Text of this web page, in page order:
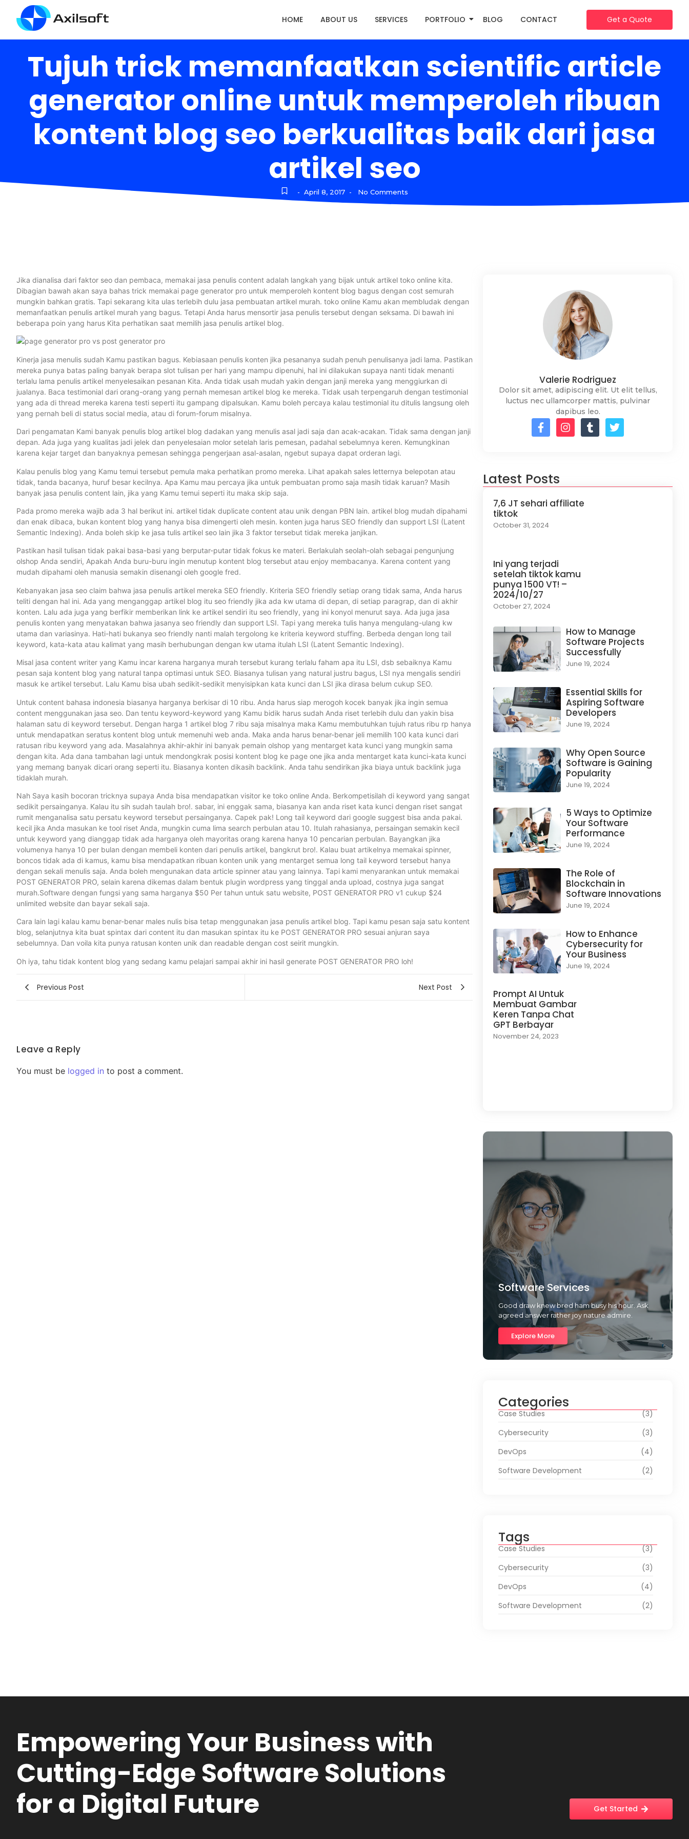
HOME ABOUT US SERVICES PORTFOLIO BLOG CONTACT Get a Quote
Tujuh trick memanfaatkan scientific article
generator online untuk memperoleh ribuan
kontent blog seo berkualitas baik dari jasa
artikel seo
- April 8, 2017 - No Comments
Jika dianalisa dari faktor seo dan pembaca, memakai jasa penulis content adalah langkah yang bijak untuk artikel toko online kita.
Dibagian bawah akan saya bahas trick memakai page generator pro untuk memperoleh kontent blog bagus dengan cost semurah
mungkin bahkan gratis. Tapi sekarang kita ulas terlebih dulu jasa pembuatan artikel murah. toko online Kamu akan membludak dengan
memanfaatkan penulis artikel murah yang bagus. Tetapi Anda harus mensortir jasa penulis tersebut dengan seksama. Di bawah ini
beberapa poin yang harus Kita perhatikan saat memilih jasa penulis artikel blog.
Kinerja jasa menulis sudah Kamu pastikan bagus. Kebiasaan penulis konten jika pesananya sudah penuh penulisanya jadi lama. Pastikan
mereka punya batas paling banyak berapa slot tulisan per hari yang mampu dipenuhi, hal ini dilakukan supaya nanti tidak menanti
terlalu lama penulis artikel menyelesaikan pesanan Kita. Anda tidak usah mudah yakin dengan janji mereka yang menggiurkan di
jualanya. Baca testimonial dari orang-orang yang pernah memesan artikel blog ke mereka. Tidak usah terpengaruh dengan testimonial
yang ada di thread mereka karena testi seperti itu gampang dipalsukan. Kamu boleh percaya kalau testimonial itu ditulis langsung oleh
yang pernah beli di status social media, atau di forum-forum misalnya.
Dari pengamatan Kami banyak penulis blog artikel blog dadakan yang menulis asal jadi saja dan acak-acakan. Tidak sama dengan janji
depan. Ada juga yang kualitas jadi jelek dan penyelesaian molor setelah laris pemesan, padahal sebelumnya keren. Kemungkinan
karena kejar target dan banyaknya pemesan sehingga pengerjaan asal-asalan, ngebut supaya dapat orderan lagi.
Kalau penulis blog yang Kamu temui tersebut pemula maka perhatikan promo mereka. Lihat apakah sales letternya belepotan atau
tidak, tanda bacanya, huruf besar kecilnya. Apa Kamu mau percaya jika untuk pembuatan promo saja masih tidak karuan? Masih
banyak jasa penulis content lain, jika yang Kamu temui seperti itu maka skip saja.
Pada promo mereka wajib ada 3 hal berikut ini. artikel tidak duplicate content atau unik dengan PBN lain. artikel blog mudah dipahami
dan enak dibaca, bukan kontent blog yang hanya bisa dimengerti oleh mesin. konten juga harus SEO friendly dan support LSI (Latent
Semantic Indexing). Anda boleh skip ke jasa tulis artikel seo lain jika 3 faktor tersebut tidak mereka janjikan.
Pastikan hasil tulisan tidak pakai basa-basi yang berputar-putar tidak fokus ke materi. Berlakulah seolah-olah sebagai pengunjung
olshop Anda sendiri, Apakah Anda buru-buru ingin menutup kontent blog tersebut atau enjoy membacanya. Karena content yang
mudah dipahami oleh manusia semakin disenangi oleh google fred.
Kebanyakan jasa seo claim bahwa jasa penulis artikel mereka SEO friendly. Kriteria SEO friendly setiap orang tidak sama, Anda harus
teliti dengan hal ini. Ada yang menganggap artikel blog itu seo friendly jika ada kw utama di depan, di setiap paragrap, dan di akhir
konten. Lalu ada juga yang berfikir memberikan link ke artikel sendiri itu seo friendly, yang ini konyol menurut saya. Ada juga jasa
penulis konten yang menyatakan bahwa jasanya seo friendly dan support LSI. Tapi yang mereka tulis hanya mengulang-ulang kw
utama dan variasinya. Hati-hati bukanya seo friendly nanti malah tergolong ke kriteria keyword stuffing. Berbeda dengan long tail
keyword, kata-kata atau kalimat yang masih berhubungan dengan kw utama itulah LSI (Latent Semantic Indexing).
Misal jasa content writer yang Kamu incar karena harganya murah tersebut kurang terlalu faham apa itu LSI, dsb sebaiknya Kamu
pesan saja kontent blog yang natural tanpa optimasi untuk SEO. Biasanya tulisan yang natural justru bagus, LSI nya mengalis sendiri
masuk ke artikel tersebut. Lalu Kamu bisa ubah sedikit-sedikit menyisipkan kata kunci dan LSI jika dirasa belum cukup SEO.
Untuk content bahasa indonesia biasanya harganya berkisar di 10 ribu. Anda harus siap merogoh kocek banyak jika ingin semua
content menggunakan jasa seo. Dan tentu keyword-keyword yang Kamu bidik harus sudah Anda riset terlebih dulu dan yakin bisa
halaman satu di keyword tersebut. Dengan harga 1 artikel blog 7 ribu saja misalnya maka Kamu membutuhkan tujuh ratus ribu rp hanya
untuk mendapatkan seratus kontent blog untuk memenuhi web anda. Maka anda harus benar-benar jeli memilih 100 kata kunci dari
ratusan ribu keyword yang ada. Masalahnya akhir-akhir ini banyak pemain olshop yang mentarget kata kunci yang mungkin sama
dengan kita. Ada dana tambahan lagi untuk mendongkrak posisi kontent blog ke page one jika anda mentarget kata kunci-kata kunci
yang memang banyak dicari orang seperti itu. Biasanya konten dikasih backlink. Anda tahu sendirikan jika biaya untuk backlink juga
tidaklah murah.
Nah Saya kasih bocoran tricknya supaya Anda bisa mendapatkan visitor ke toko online Anda. Berkompetisilah di keyword yang sangat
sedikit persainganya. Kalau itu sih sudah taulah bro!. sabar, ini enggak sama, biasanya kan anda riset kata kunci dengan riset sangat
rumit menganalisa satu persatu keyword tersebut persainganya. Capek pak! Long tail keyword dari google suggest bisa anda pakai.
kecil jika Anda masukan ke tool riset Anda, mungkin cuma lima search perbulan atau 10. Itulah rahasianya, persaingan semakin kecil
untuk keyword yang dianggap tidak ada harganya oleh mayoritas orang karena hanya 10 pencarian perbulan. Bayangkan jika
volumenya hanya 10 per bulan dengan membeli konten dari penulis artikel, bangkrut bro!. Kalau buat artikelnya memakai spinner,
boncos tidak ada di kamus, kamu bisa mendapatkan ribuan konten unik yang mentarget semua long tail keyword tersebut hanya
dengan sekali menulis saja. Anda boleh mengunakan data article spinner atau yang lainnya. Tapi kami menyarankan untuk memakai
POST GENERATOR PRO, selain karena dikemas dalam bentuk plugin wordpress yang tinggal anda upload, costnya juga sangat
murah.Software dengan fungsi yang sama harganya $50 Per tahun untuk satu website, POST GENERATOR PRO v1 cukup $24
unlimited website dan bayar sekali saja.
Cara lain lagi kalau kamu benar-benar males nulis bisa tetap menggunakan jasa penulis artikel blog. Tapi kamu pesan saja satu kontent
blog, selanjutnya kita buat spintax dari content itu dan masukan spintax itu ke POST GENERATOR PRO sesuai anjuran saya
sebelumnya. Dan voila kita punya ratusan konten unik dan readable dengan cost seirit mungkin.
Oh iya, tahu tidak kontent blog yang sedang kamu pelajari sampai akhir ini hasil generate POST GENERATOR PRO loh!
Previous Post Next Post
Leave a Reply
You must be logged in to post a comment.
Valerie Rodriguez
Dolor sit amet, adipiscing elit. Ut elit tellus,
luctus nec ullamcorper mattis, pulvinar
dapibus leo.
Latest Posts
7,6 JT sehari affiliate
tiktok
October 31, 2024
Ini yang terjadi
setelah tiktok kamu
punya 1500 VT! –
2024/10/27
October 27, 2024
How to Manage
Software Projects
Successfully
June 19, 2024
Essential Skills for
Aspiring Software
Developers
June 19, 2024
Why Open Source
Software is Gaining
Popularity
June 19, 2024
5 Ways to Optimize
Your Software
Performance
June 19, 2024
The Role of
Blockchain in
Software Innovations
June 19, 2024
How to Enhance
Cybersecurity for
Your Business
June 19, 2024
Prompt AI Untuk
Membuat Gambar
Keren Tanpa Chat
GPT Berbayar
November 24, 2023
Software Services
Good draw knew bred ham busy his hour. Ask
agreed answer rather joy nature admire.
Explore More
Categories
Case Studies
(3)
Cybersecurity
(3)
DevOps
(4)
Software Development
(2)
Tags
Case Studies
(3)
Cybersecurity
(3)
DevOps
(4)
Software Development
(2)
Empowering Your Business with
Cutting-Edge Software Solutions
for a Digital Future
Get Started